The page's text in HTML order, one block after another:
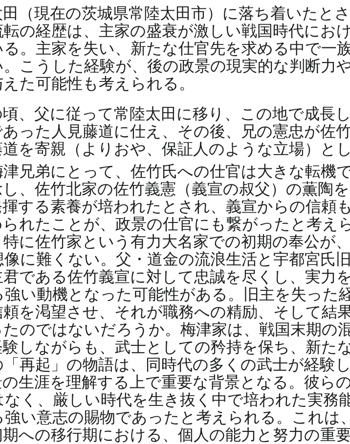
（現在の茨城県常陸太田市）に落ち着いたと
の経歴は、主家の盛衰が激しい戦国時代にお
。主家を失い、新たな仕官先を求める中で一
こうした経験が、後の政景の現実的な判断力
た可能性も考えられる。
、父に従って常陸太田に移り、この地で成長
った人見藤道に仕え、その後、兄の憲忠が佐
道を寄親（よりおや、保証人のような立場）と
津兄弟にとって、佐竹氏への仕官は大きな転機
、佐竹北家の佐竹義憲（義宣の叔父）の薫陶
する素養が培われたとされ、義宣からの信頼
れたことが、政景の仕官にも繋がったと考え
に佐竹家という有力大名家での初期の奉公が
に難くない。父・道金の流浪生活と宇都宮氏
である佐竹義宣に対して忠誠を尽くし、実力
強い動機となった可能性がある。旧主を失った
を渇望させ、それが職務への精励、そして結
のではないだろうか。梅津家は、戦国末期の
しながらも、武士としての矜持を保ち、新た
再起」の物語は、同時代の多くの武士が経験
の生涯を理解する上で重要な背景となる。彼ら
く、厳しい時代を生き抜く中で培われた実務
い意志の賜物であったと考えられる。これは
への移行期における、個人の能力と努力の重